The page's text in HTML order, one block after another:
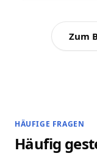
Zum
HÄUFIGE FRAGEN
Häufig